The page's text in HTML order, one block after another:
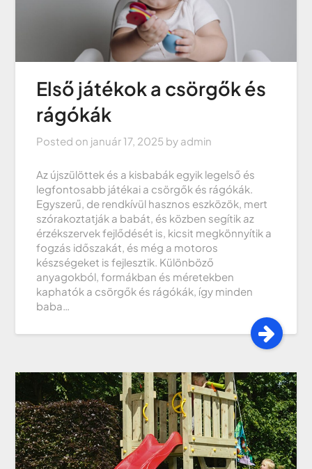
Első játékok a csörgők és
rágókák
Posted on január 17, 2025 by admin
Az újszülöttek és a kisbabák egyik legelső és
legfontosabb játékai a csörgők és rágókák.
Egyszerű, de rendkívül hasznos eszközök, mert
szórakoztatják a babát, és közben segítik az
érzékszervek fejlődését is, kicsit megkönnyítik a
fogzás időszakát, és még a motoros
készségeket is fejlesztik. Különböző
anyagokból, formákban és méretekben
kaphatók a csörgők és rágókák, így minden
baba…